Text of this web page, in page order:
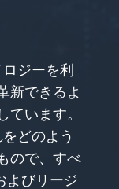
ジーを利
新できるよ
ています。
どのよう
ので、すべ
よびリージ